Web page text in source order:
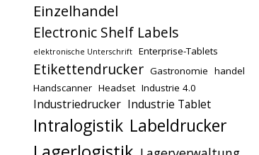
Einzelhandel
Electronic Shelf Labels
elektronische Unterschrift Enterprise-Tablets
Etikettendrucker Gastronomie handel
Handscanner Headset Industrie 4.0
Industriedrucker Industrie Tablet
Intralogistik Labeldrucker